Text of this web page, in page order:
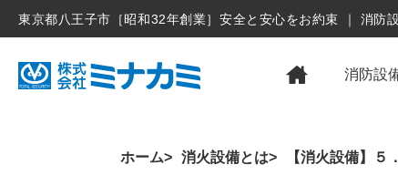
東京都八王子市［昭和32年創業］安全と安心をお約束 ｜ 消防
消防設
ホーム 消火設備とは 【消火設備】５